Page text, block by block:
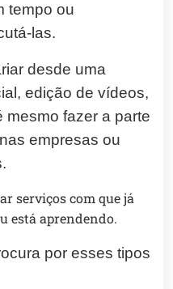
tempo ou
las.
desde uma
edição de vídeos,
mesmo fazer a parte
empresas ou
serviços com que já
está aprendendo.
por esses tipos